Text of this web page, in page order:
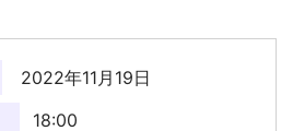
2022年11月19日
18:00